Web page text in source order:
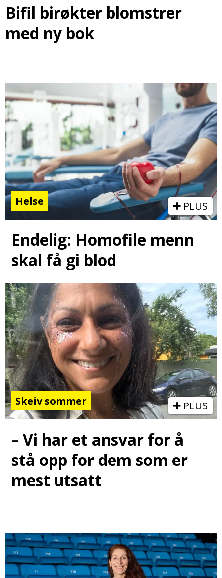
Bifil birøkter blomstrer
med ny bok
Helse PLUS
Endelig: Homofile menn
skal få gi blod
Skeiv sommer PLUS
– Vi har et ansvar for å
stå opp for dem som er
mest utsatt